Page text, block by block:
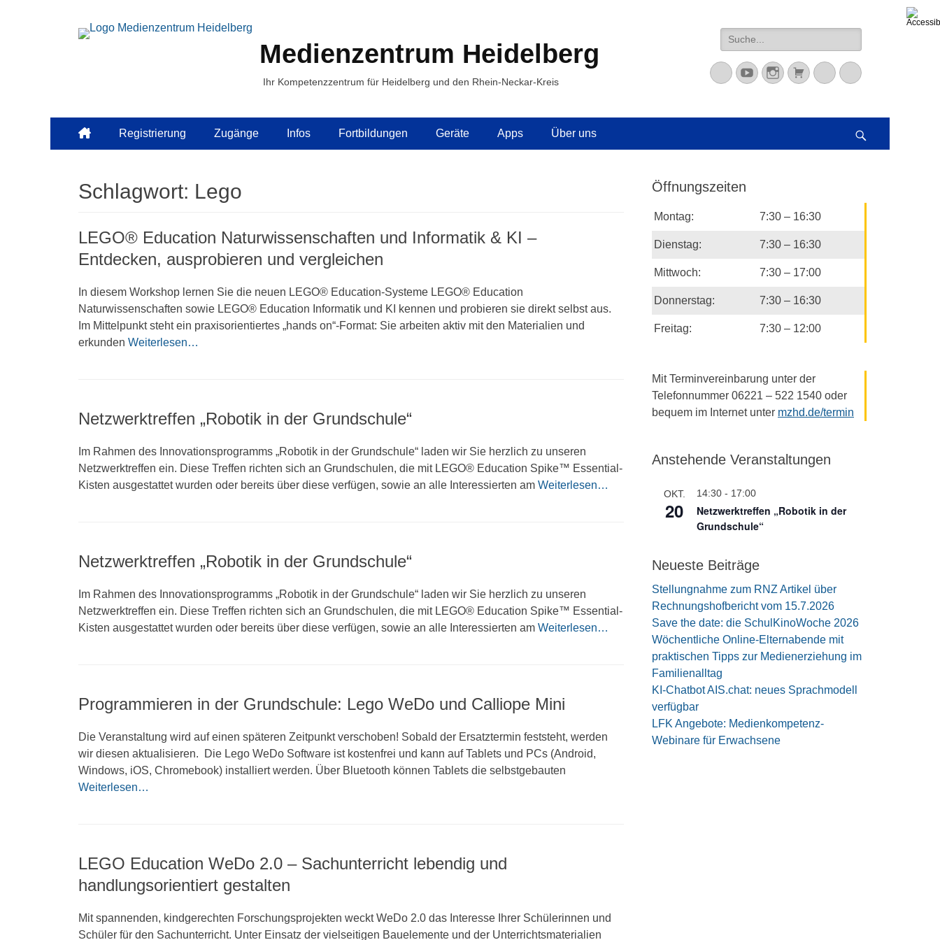
Medienzentrum Heidelberg
Ihr Kompetenzzentrum für Heidelberg und den Rhein-Neckar-Kreis
Suche
nach:
Mastodon
YouTubeInstagramWarenkorb
CloudPeertube
Primäres
Menü
Zum
Inhalt
Registrierung Zugänge Infos Fortbildungen Geräte Apps Über uns
Schlagwort: Lego
LEGO® Education Naturwissenschaften und Informatik & KI –
Entdecken, ausprobieren und vergleichen
In diesem Workshop lernen Sie die neuen LEGO® Education-Systeme LEGO® Education
Naturwissenschaften sowie LEGO® Education Informatik und KI kennen und probieren sie direkt selbst aus.
Im Mittelpunkt steht ein praxisorientiertes „hands on“-Format: Sie arbeiten aktiv mit den Materialien und
erkunden Weiterlesen…
Netzwerktreffen „Robotik in der Grundschule“
Im Rahmen des Innovationsprogramms „Robotik in der Grundschule“ laden wir Sie herzlich zu unseren
Netzwerktreffen ein. Diese Treffen richten sich an Grundschulen, die mit LEGO® Education Spike™ Essential-
Kisten ausgestattet wurden oder bereits über diese verfügen, sowie an alle Interessierten am Weiterlesen…
Netzwerktreffen „Robotik in der Grundschule“
Im Rahmen des Innovationsprogramms „Robotik in der Grundschule“ laden wir Sie herzlich zu unseren
Netzwerktreffen ein. Diese Treffen richten sich an Grundschulen, die mit LEGO® Education Spike™ Essential-
Kisten ausgestattet wurden oder bereits über diese verfügen, sowie an alle Interessierten am Weiterlesen…
Programmieren in der Grundschule: Lego WeDo und Calliope Mini
Die Veranstaltung wird auf einen späteren Zeitpunkt verschoben! Sobald der Ersatztermin feststeht, werden
wir diesen aktualisieren. Die Lego WeDo Software ist kostenfrei und kann auf Tablets und PCs (Android,
Windows, iOS, Chromebook) installiert werden. Über Bluetooth können Tablets die selbstgebauten
Weiterlesen…
LEGO Education WeDo 2.0 – Sachunterricht lebendig und
handlungsorientiert gestalten
Mit spannenden, kindgerechten Forschungsprojekten weckt WeDo 2.0 das Interesse Ihrer Schülerinnen und
Schüler für den Sachunterricht. Unter Einsatz der vielseitigen Bauelemente und der Unterrichtsmaterialien
Öffnungszeiten
Montag: 7:30 – 16:30
Dienstag: 7:30 – 16:30
Mittwoch: 7:30 – 17:00
Donnerstag: 7:30 – 16:30
Freitag: 7:30 – 12:00
Mit Terminvereinbarung unter der
Telefonnummer 06221 – 522 1540 oder
bequem im Internet unter mzhd.de/termin
Anstehende Veranstaltungen
OKT.
20
14:30 - 17:00
Netzwerktreffen „Robotik in der
Grundschule“
Neueste Beiträge
Stellungnahme zum RNZ Artikel über
Rechnungshofbericht vom 15.7.2026
Save the date: die SchulKinoWoche 2026
Wöchentliche Online-Elternabende mit
praktischen Tipps zur Medienerziehung im
Familienalltag
KI-Chatbot AIS.chat: neues Sprachmodell
verfügbar
LFK Angebote: Medienkompetenz-
Webinare für Erwachsene